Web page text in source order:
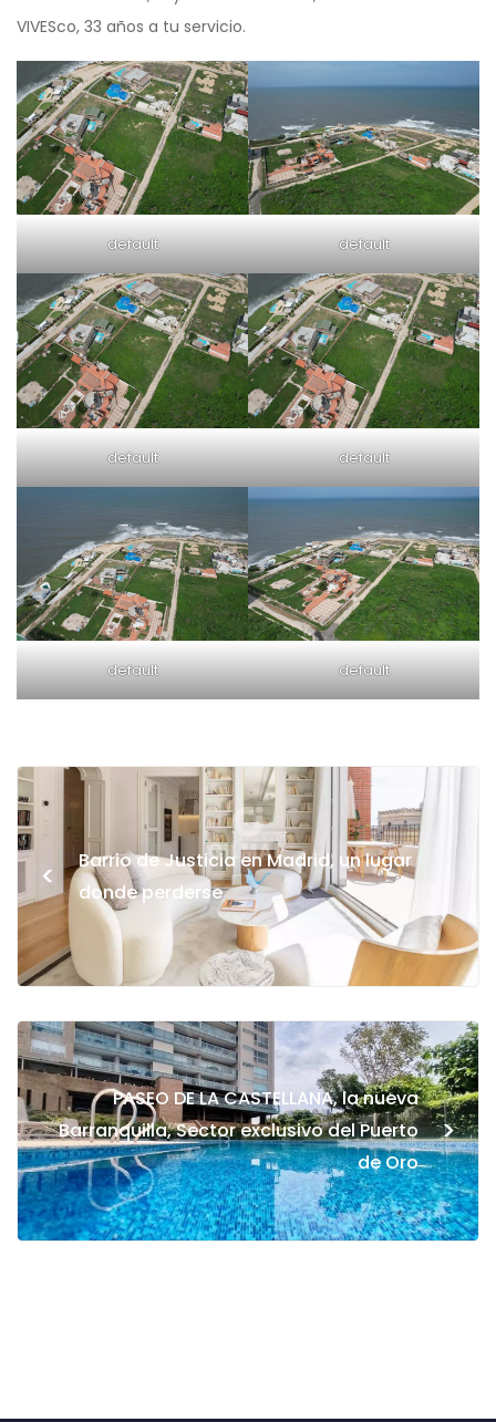
VIVESco, 33 años a tu servicio.
default default
default default
default default
<
Barrio de Justicia en Madrid, un lugar
donde perderse
PASEO DE LA CASTELLANA, la nueva
Barranquilla, Sector exclusivo del Puerto
de Oro
>